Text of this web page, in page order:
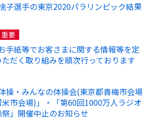
子選手の東京2020パラリンピック結果
重要
手紙等でお客さまに関する情報等を定
だく取り組みを順次行っております
操・みんなの体操会(東京都青梅市会場
市会場)」・「第60回1000万人ラジオ
」開催中止のお知らせ